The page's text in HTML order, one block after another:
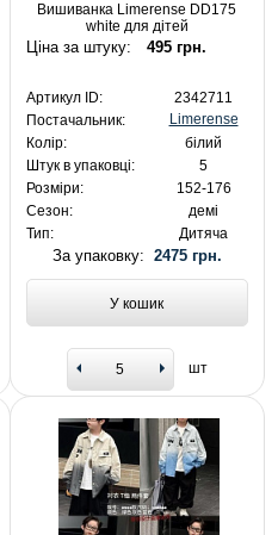
Вишиванка Limerense DD175
white для дітей
Ціна за штуку: 495 грн.
Артикул ID:
2342711
Постачальник:
Limerense
Колір:
білий
Штук в упаковці:
5
Розміри:
152-176
Сезон:
демі
Тип:
Дитяча
За упаковку: 2475 грн.
У кошик
шт